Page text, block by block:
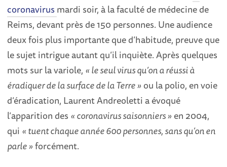
coronavirus mardi soir, à la faculté de médecine de
Reims, devant près de 150 personnes. Une audience
deux fois plus importante que d’habitude, preuve que
le sujet intrigue autant qu’il inquiète. Après quelques
mots sur la variole, « le seul virus qu’on a réussi à
éradiquer de la surface de la Terre »ou la polio, en voie
d’éradication, Laurent Andreoletti a évoqué
l’apparition des « coronavirus saisonniers »en 2004,
qui « tuent chaque année 600 personnes, sans qu’on en
parle »forcément.